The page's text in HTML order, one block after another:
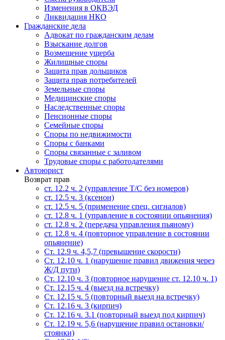
Изменения в ОКВЭД
Ликвидация НКО
Гражданские дела
Адвокат по гражданским делам
Взыскание долгов
Возмещение ущерба
Жилищные споры
Защита прав дольщиков
Защита прав потребителей
Земельные споры
Медицинские споры
Наследственные споры
Пенсионные споры
Семейные споры
Cпоры по недвижимости
Споры с банками
Споры связанные с заливом
Трудовые споры с работодателями
Автоюрист
Возврат прав
ст. 12.2 ч. 2 (управление Т/С без номеров)
ст. 12.5 ч. 3 (ксенон)
ст. 12.5 ч. 5 (применение спец. сигналов)
cт. 12.8 ч. 1 (управление в состоянии опьянения)
ст. 12.8 ч. 2 (передача управления пьяному)
ст. 12.8 ч. 4 (повторное управление в состоянии
опьянение)
Ст. 12.9 ч. 4,5,7 (превышение скорости)
Ст. 12.10 ч. 1 (нарушение правил движения через
Ж/Д пути)
Ст. 12.10 ч. 3 (повторное нарушение ст. 12.10 ч. 1)
Ст. 12.15 ч. 4 (выезд на встречку)
Ст. 12.15 ч. 5 (повторный выезд на встречку)
Ст. 12.16 ч. 3 (кирпич)
Ст. 12.16 ч. 3.1 (повторный выезд под кирпич)
Ст. 12.19 ч. 5,6 (нарушение правил остановки/
стоянки)